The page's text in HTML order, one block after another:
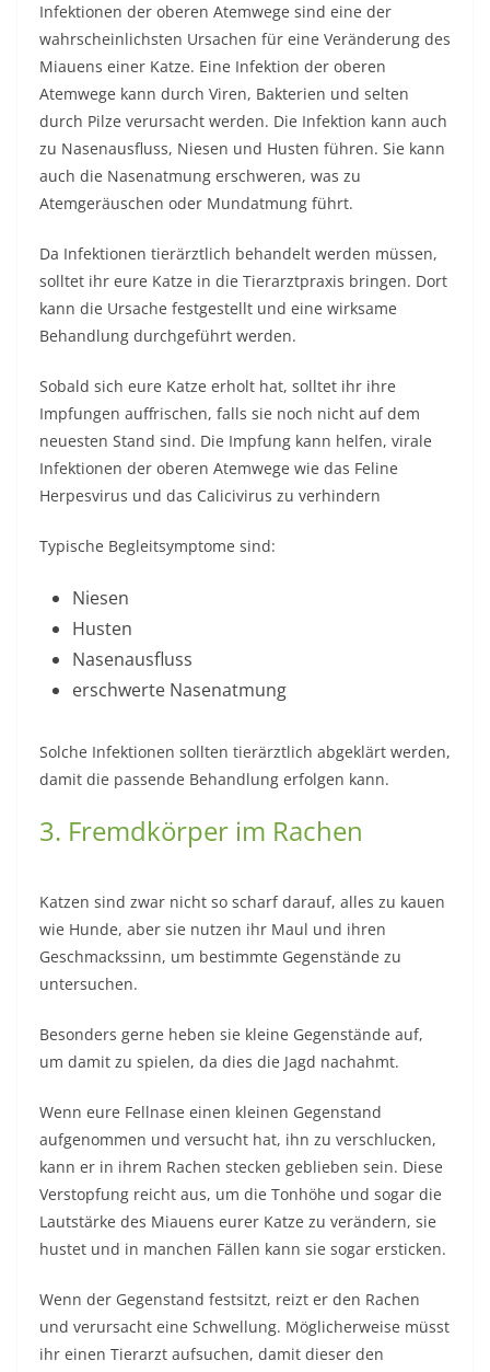
Infektionen der oberen Atemwege sind eine der
wahrscheinlichsten Ursachen für eine Veränderung des
Miauens einer Katze. Eine Infektion der oberen
Atemwege kann durch Viren, Bakterien und selten
durch Pilze verursacht werden. Die Infektion kann auch
zu Nasenausfluss, Niesen und Husten führen. Sie kann
auch die Nasenatmung erschweren, was zu
Atemgeräuschen oder Mundatmung führt.
Da Infektionen tierärztlich behandelt werden müssen,
solltet ihr eure Katze in die Tierarztpraxis bringen. Dort
kann die Ursache festgestellt und eine wirksame
Behandlung durchgeführt werden.
Sobald sich eure Katze erholt hat, solltet ihr ihre
Impfungen auffrischen, falls sie noch nicht auf dem
neuesten Stand sind. Die Impfung kann helfen, virale
Infektionen der oberen Atemwege wie das Feline
Herpesvirus und das Calicivirus zu verhindern
Typische Begleitsymptome sind:
Niesen
Husten
Nasenausfluss
erschwerte Nasenatmung
Solche Infektionen sollten tierärztlich abgeklärt werden,
damit die passende Behandlung erfolgen kann.
3. Fremdkörper im Rachen
Katzen sind zwar nicht so scharf darauf, alles zu kauen
wie Hunde, aber sie nutzen ihr Maul und ihren
Geschmackssinn, um bestimmte Gegenstände zu
untersuchen.
Besonders gerne heben sie kleine Gegenstände auf,
um damit zu spielen, da dies die Jagd nachahmt.
Wenn eure Fellnase einen kleinen Gegenstand
aufgenommen und versucht hat, ihn zu verschlucken,
kann er in ihrem Rachen stecken geblieben sein. Diese
Verstopfung reicht aus, um die Tonhöhe und sogar die
Lautstärke des Miauens eurer Katze zu verändern, sie
hustet und in manchen Fällen kann sie sogar ersticken.
Wenn der Gegenstand festsitzt, reizt er den Rachen
und verursacht eine Schwellung. Möglicherweise müsst
ihr einen Tierarzt aufsuchen, damit dieser den